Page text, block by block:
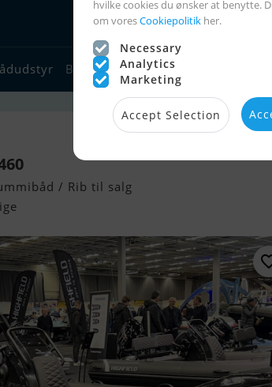
Bådforhandlere Sejlerlinks
/ Rib til salg
hvilke cookies du ønsker at benytte.
om voresCookiepolitik her.
Necessary
Analytics
Marketing
Accept Selection